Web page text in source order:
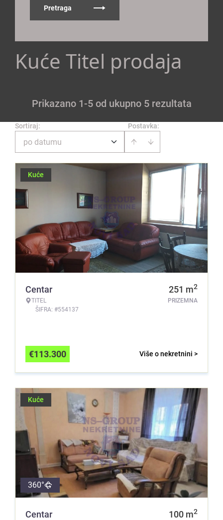
Pretraga
Kuće Titel prodaja
Prikazano 1-5 od ukupno 5 rezultata
Postavka:
Sortiraj:
po datumu
Kuće
Centar
TITEL
ŠIFRA: #554137
251 m2
PRIZEMNA
Više o nekretnini >
€113.300
Kuće
360°
Centar 100 m2